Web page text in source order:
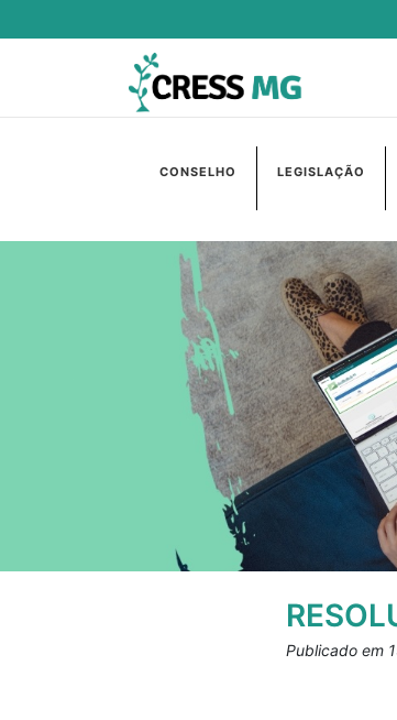
CONSELHO LEGISLAÇÃO
Publicado em